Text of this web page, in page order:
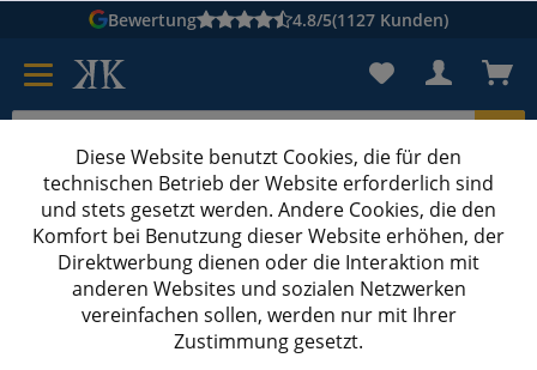
Bewertung 4.8/5(1127 Kunden)
Karton suchen
Kartons bedruckenKartons nach Maß
Spezialkartons
Diese Website benutzt Cookies, die für den
technischen Betrieb der Website erforderlich sind
und stets gesetzt werden. Andere Cookies, die den
Komfort bei Benutzung dieser Website erhöhen, der
Direktwerbung dienen oder die Interaktion mit
anderen Websites und sozialen Netzwerken
vereinfachen sollen, werden nur mit Ihrer
Zustimmung gesetzt.